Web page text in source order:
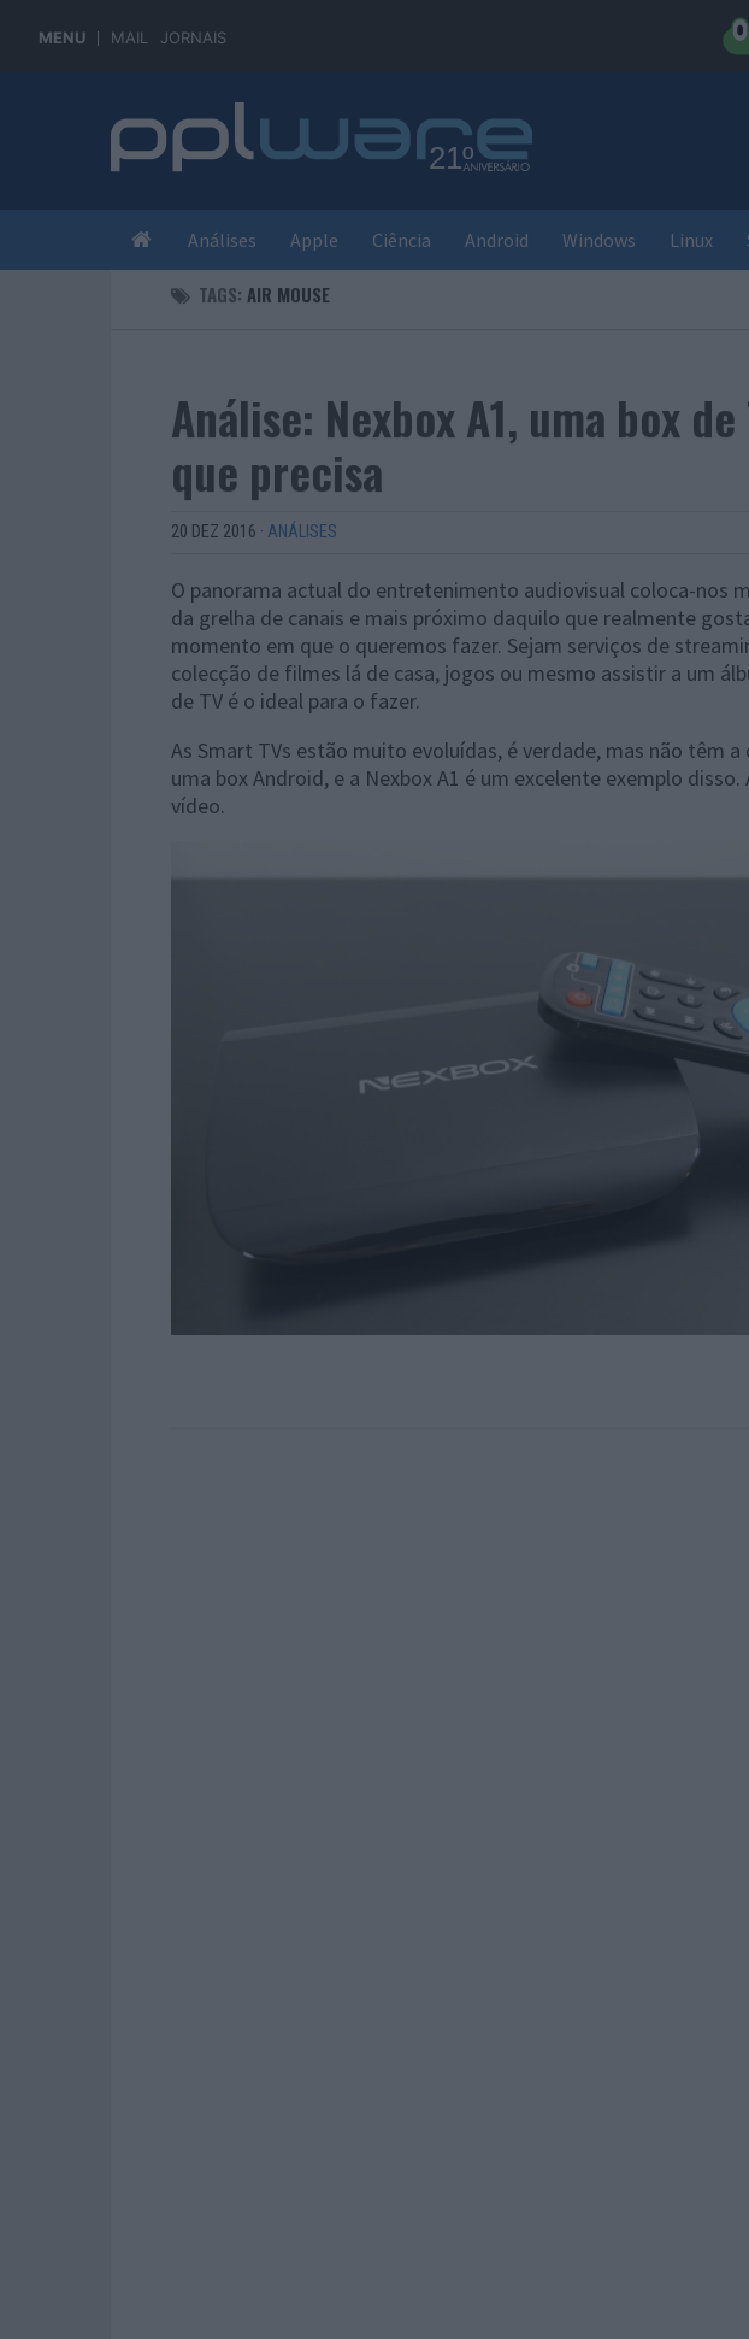
MENU MAIL JORNAIS
Análises Apple Ciência Android Windows Linux
TAGS: AIR MOUSE
Análise: Nexbox A1, uma box
que precisa
20 DEZ 2016 · ANÁLISES
O panorama actual do entretenimento audiovisual coloca-nos
da grelha de canais e mais próximo daquilo que realmente
momento em que o queremos fazer. Sejam serviços de
colecção de filmes lá de casa, jogos ou mesmo assistir a um
de TV é o ideal para o fazer.
As Smart TVs estão muito evoluídas, é verdade, mas não têm
uma box Android, e a Nexbox A1 é um excelente exemplo
vídeo.